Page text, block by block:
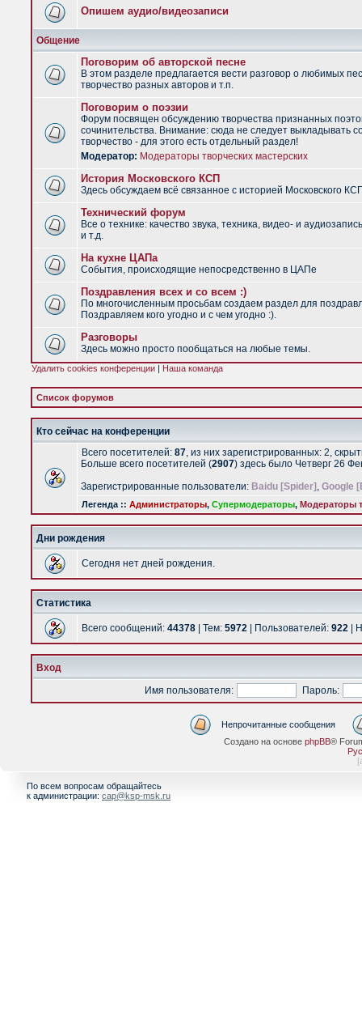
Опишем аудио/видеозаписи
Общение
Поговорим об авторской песне
В этом разделе предлагается вести разговор о любимых
творчество разных авторов и т.п.
Поговорим о поэзии
Форум посвящен обсуждению творчества признанных
сочинительства. Внимание: сюда не следует выкладывать
творчество - для этого есть отдельный раздел!
Модератор: Модераторы творческих мастерских
История Московского КСП
Здесь обсуждаем всё связанное с историей Московского
Технический форум
Все о технике: качество звука, техника, видео- и
и т.д.
На кухне ЦАПа
События, происходящие непосредственно в ЦАПе
Поздравления всех и со всем :)
По многочисленным просьбам создаем раздел для
Поздравляем кого угодно и с чем угодно :).
Разговоры
Здесь можно просто пообщаться на любые темы.
Удалить cookies конференции | Наша команда
Список форумов
Кто сейчас на конференции
Всего посетителей: 87, из них зарегистрированных: 2,
Больше всего посетителей (2907) здесь было Четверг 26
Зарегистрированные пользователи: Baidu [Spider] , Google
Легенда :: Администраторы, Супермодераторы, Модераторы
Дни рождения
Сегодня нет дней рождения.
Статистика
Всего сообщений: 44378 | Тем: 5972 | Пользователей: 922 |
Вход
Имя пользователя:
Пароль:
Непрочитанные сообщения
Создано на основе phpBB®
[
По всем вопросам обращайтесь
к администрации: cap@ksp-msk.ru